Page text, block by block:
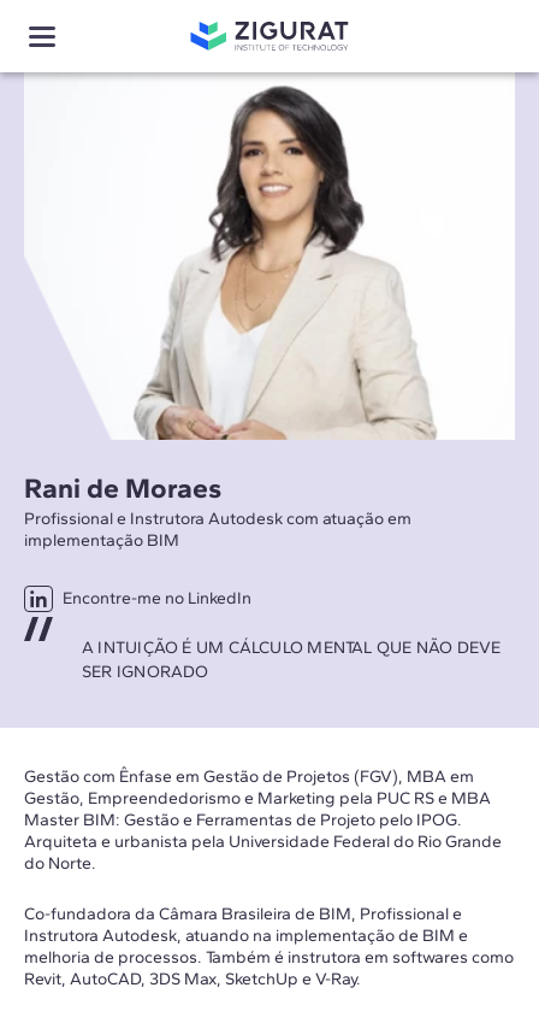
Rani de Moraes
Profissional e Instrutora Autodesk com atuação em
implementação BIM
Encontre-me no LinkedIn
A INTUIÇÃO É UM CÁLCULO MENTAL QUE NÃO DEVE
SER IGNORADO
Gestão com Ênfase em Gestão de Projetos (FGV), MBA em
Gestão, Empreendedorismo e Marketing pela PUC RS e MBA
Master BIM: Gestão e Ferramentas de Projeto pelo IPOG.
Arquiteta e urbanista pela Universidade Federal do Rio Grande
do Norte.
Co-fundadora da Câmara Brasileira de BIM, Profissional e
Instrutora Autodesk, atuando na implementação de BIM e
melhoria de processos. Também é instrutora em softwares como
Revit, AutoCAD, 3DS Max, SketchUp e V-Ray.